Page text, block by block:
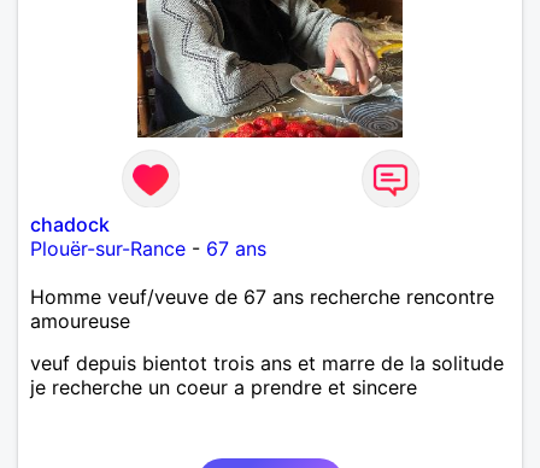
chadock
Plouër-sur-Rance - 67 ans
Homme veuf/veuve de 67 ans recherche rencontre
amoureuse
veuf depuis bientot trois ans et marre de la solitude
je recherche un coeur a prendre et sincere